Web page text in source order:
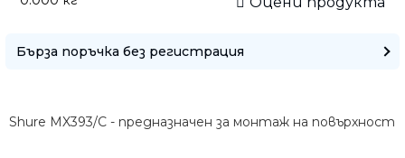
Бърза поръчка без регистрация
Shure MX393/C - предназначен за монтаж на повърхност